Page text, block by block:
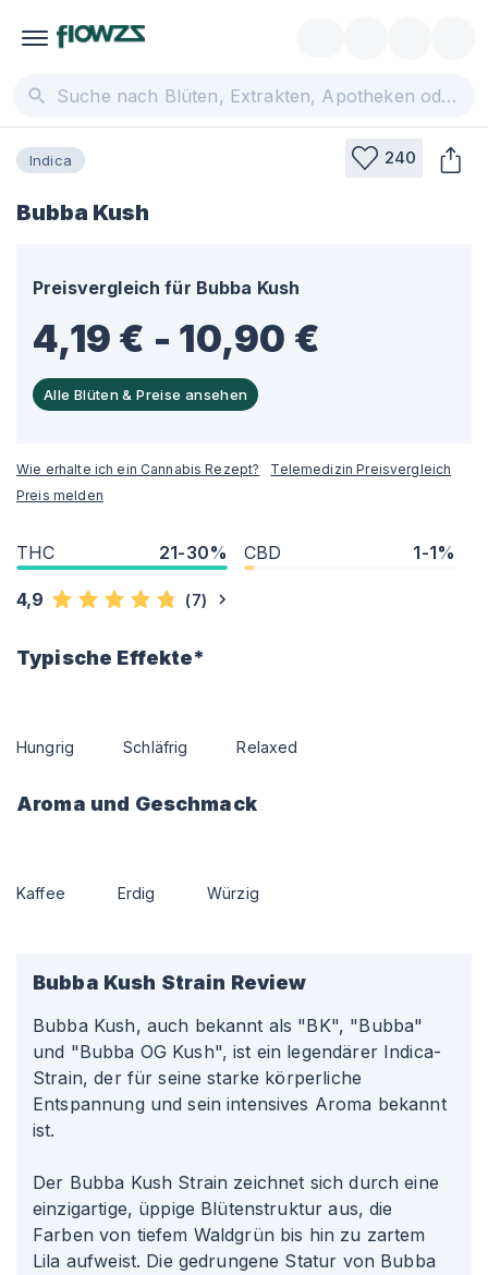
Indica 240
Bubba Kush
Preisvergleich für Bubba Kush
4,19 € - 10,90 €
Alle Blüten & Preise ansehen
Wie erhalte ich ein Cannabis Rezept?
Telemedizin Preisvergleich
Preis melden
THC 21-30% CBD 1-1%
4,9 (7)
Typische Effekte*
Hungrig Schläfrig Relaxed
Aroma und Geschmack
Kaffee Erdig Würzig
Bubba Kush Strain Review
Bubba Kush, auch bekannt als "BK", "Bubba"
und "Bubba OG Kush", ist ein legendärer Indica-
Strain, der für seine starke körperliche
Entspannung und sein intensives Aroma bekannt
ist.
Der Bubba Kush Strain zeichnet sich durch eine
einzigartige, üppige Blütenstruktur aus, die
Farben von tiefem Waldgrün bis hin zu zartem
Lila aufweist. Die gedrungene Statur von Bubba